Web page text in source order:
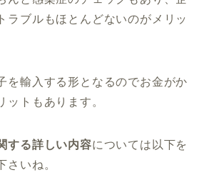
ラブルもほとんどないのがメリッ
を輸入する形となるのでお金がか
ットもあります。
する詳しい内容については以下を
さいね。